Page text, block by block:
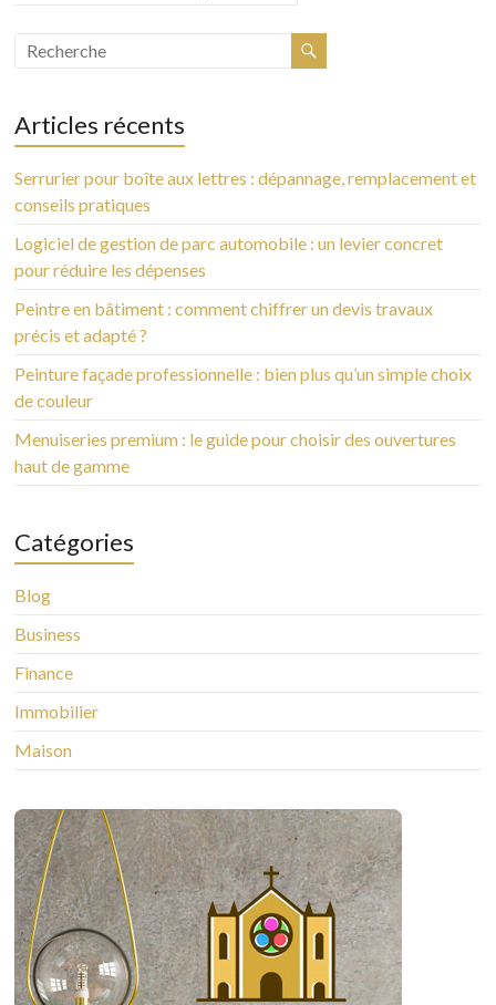
Articles récents
Serrurier pour boîte aux lettres : dépannage, remplacement et
conseils pratiques
Logiciel de gestion de parc automobile : un levier concret
pour réduire les dépenses
Peintre en bâtiment : comment chiffrer un devis travaux
précis et adapté ?
Peinture façade professionnelle : bien plus qu’un simple choix
de couleur
Menuiseries premium : le guide pour choisir des ouvertures
haut de gamme
Catégories
Blog
Business
Finance
Immobilier
Maison